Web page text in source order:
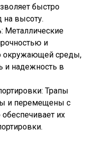
быстро
на высоту.
Металлические
и
окружающей среды,
и надежность в
Трапы
и перемещены с
обеспечивает их